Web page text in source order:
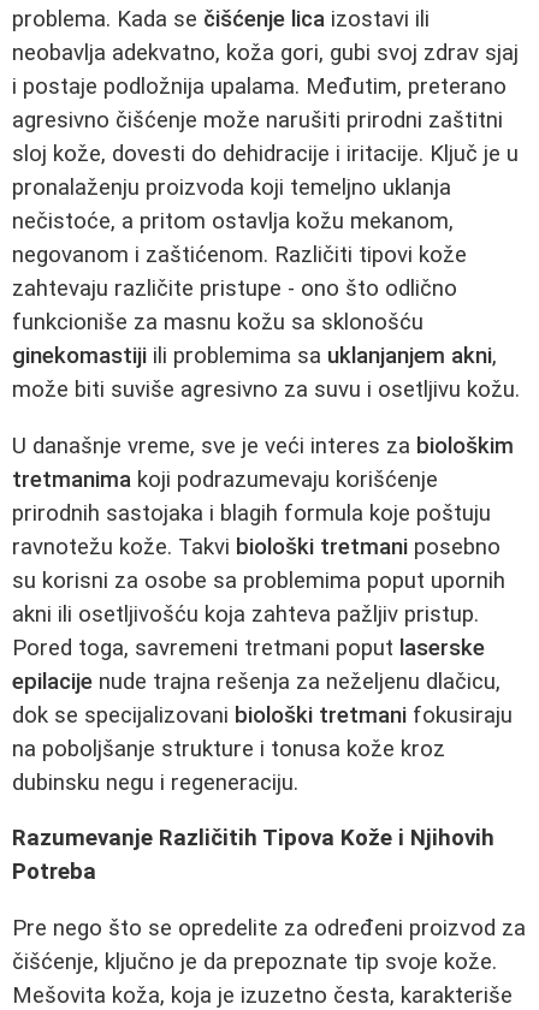
problema. Kada se čišćenje lica izostavi ili
neobavlja adekvatno, koža gori, gubi svoj zdrav sjaj
i postaje podložnija upalama. Međutim, preterano
agresivno čišćenje može narušiti prirodni zaštitni
sloj kože, dovesti do dehidracije i iritacije. Ključ je u
pronalaženju proizvoda koji temeljno uklanja
nečistoće, a pritom ostavlja kožu mekanom,
negovanom i zaštićenom. Različiti tipovi kože
zahtevaju različite pristupe - ono što odlično
funkcioniše za masnu kožu sa sklonošću
ginekomastiji ili problemima sa uklanjanjem akni,
može biti suviše agresivno za suvu i osetljivu kožu.
U današnje vreme, sve je veći interes za biološkim
tretmanima koji podrazumevaju korišćenje
prirodnih sastojaka i blagih formula koje poštuju
ravnotežu kože. Takvi biološki tretmani posebno
su korisni za osobe sa problemima poput upornih
akni ili osetljivošću koja zahteva pažljiv pristup.
Pored toga, savremeni tretmani poput laserske
epilacije nude trajna rešenja za neželjenu dlačicu,
dok se specijalizovani biološki tretmani fokusiraju
na poboljšanje strukture i tonusa kože kroz
dubinsku negu i regeneraciju.
Razumevanje Različitih Tipova Kože i Njihovih
Potreba
Pre nego što se opredelite za određeni proizvod za
čišćenje, ključno je da prepoznate tip svoje kože.
Mešovita koža, koja je izuzetno česta, karakteriše